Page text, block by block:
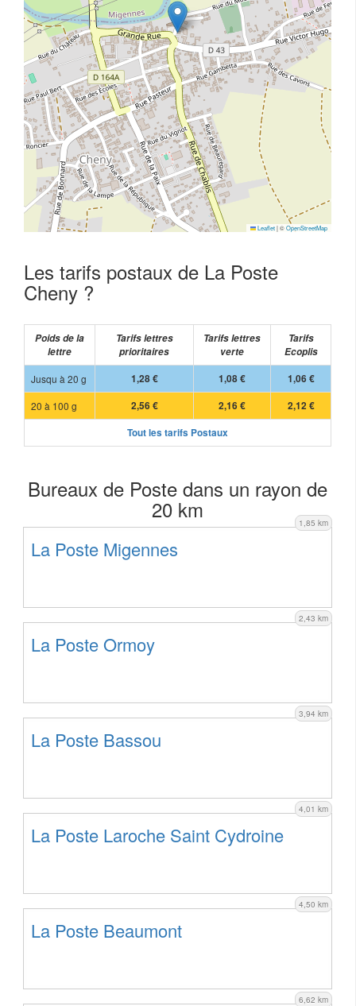
Leaflet|©OpenStreetMap
Les tarifs postaux de La Poste
Cheny ?
Poids de la
lettre
Tarifs lettres
prioritaires
Tarifs lettres
verte
Tarifs
Ecoplis
Jusqu à 20 g
1,28 € 1,08 €
1,06 €
20 à 100 g
2,56 € 2,16 €
2,12 €
Tout les tarifs Postaux
Bureaux de Poste dans un rayon de
20 km 1,85 km
La Poste Migennes
2,43 km
La Poste Ormoy
3,94 km
La Poste Bassou
4,01 km
La Poste Laroche Saint Cydroine
4,50 km
La Poste Beaumont
6,62 km